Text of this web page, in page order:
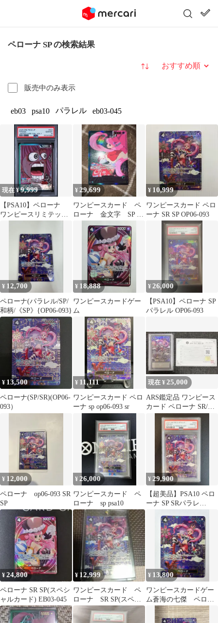
ペローナ SP の検索結果
販売中のみ表示
並び替え
eb03 psa10 パラレル eb03-045
現在 ¥9,999
【PSA10】ペローナ
ワンピースリミテッド
¥ 29,699
ワンピースカード ペ
ローナ 金文字 SP リ
ーパラ OP06-021
¥ 10,999
ワンピースカード ペロ
ーナ SR SP OP06-093
¥ 12,700
ペローナ(パラレル/SP/
和柄/《SP》{OP06-093}
¥ 18,888
ワンピースカードゲー
ム
¥ 26,000
【PSA10】ペローナ SP
パラレル OP06-093
¥ 13,500
ペローナ(SP/SR)(OP06-
093）
¥ 11,111
ワンピースカード ペロ
ーナ sp op06-093 sr
現在 ¥25,000
ARS鑑定品 ワンピース
カード ペローナ SR/SP
Grade 10
¥ 12,000
ペローナ op06-093 SR
SP
¥ 26,000
ワンピースカード ペ
ローナ sp psa10
¥ 29,900
【超美品】PSA10 ペロ
ーナ SP SRパラレ
¥24,800
ペローナ SR SP(スペシ
ャルカード) EB03-045
¥ 12,999
ワンピースカード ペ
ローナ SR SP(スペシ
ャルカード) OP06-093
¥ 13,800
ワンピースカードゲー
ム蒼海の七傑 ペロー
ナ和柄SP OP06-093 SR